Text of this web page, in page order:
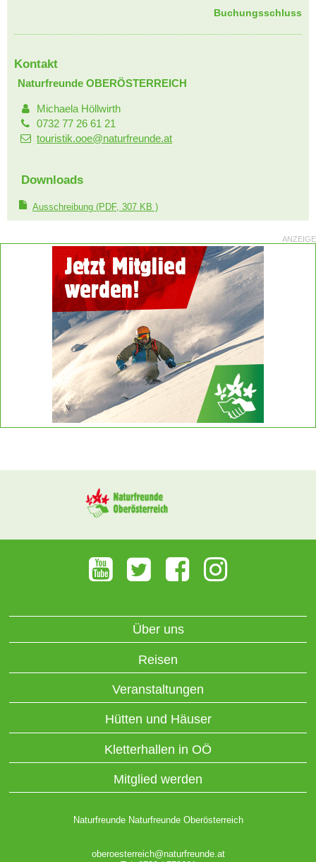
Buchungsschluss
Kontakt
Naturfreunde OBERÖSTERREICH
Michaela Höllwirth
0732 77 26 61 21
touristik.ooe@naturfreunde.at
Downloads
Ausschreibung (PDF, 307 KB )
ANZEIGE
Über uns
Reisen
Veranstaltungen
Hütten und Häuser
Kletterhallen in OÖ
Mitglied werden
Naturfreunde Naturfreunde Oberösterreich
oberoesterreich@naturfreunde.at